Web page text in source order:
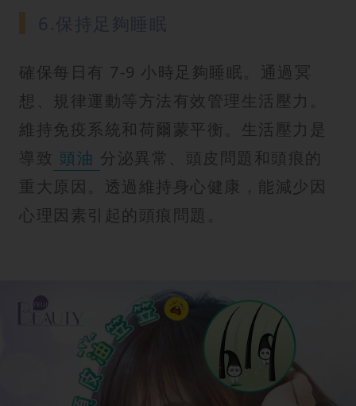
確保每日有 7-9 小時足夠睡眠。通過冥
想、規律運動等方法有效管理生活壓力。
維持免疫系統和荷爾蒙平衡。生活壓力是
導致 頭油 分泌異常、頭皮問題和頭痕的
重大原因。透過維持身心健康，能減少因
心理因素引起的頭痕問題。